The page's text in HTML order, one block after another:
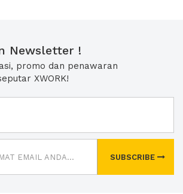
Newsletter !
promo dan penawaran
XWORK!
SUBSCRIBE